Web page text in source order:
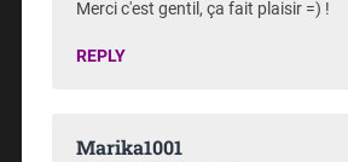
Merci c'est gentil, ça fait plaisir =) !
REPLY
Marika1001